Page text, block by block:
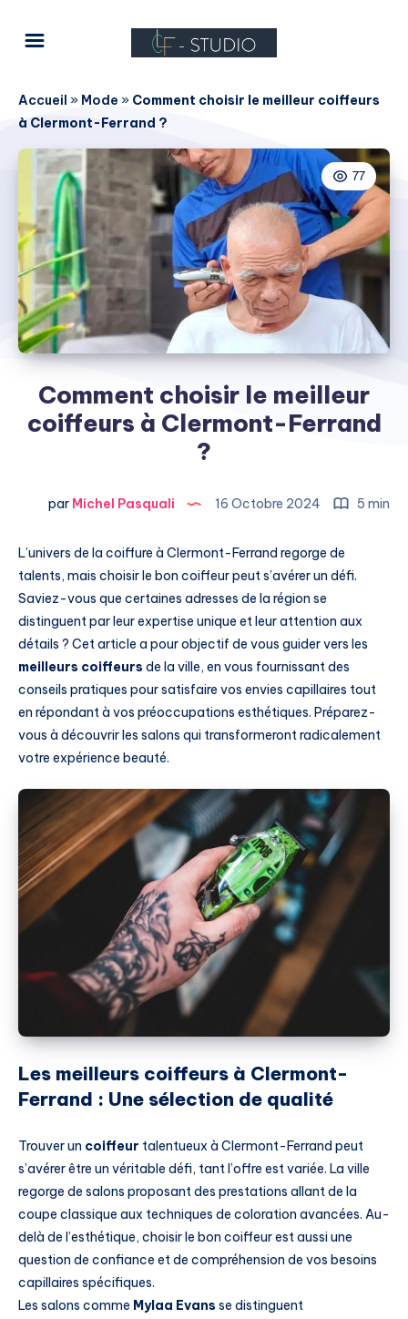
Accueil » Mode » Comment choisir le meilleur coiffeurs
à Clermont-Ferrand ?
77
Comment choisir le meilleur
coiffeurs à Clermont-Ferrand
?
par Michel Pasquali 16 Octobre 2024 5 min
L’univers de la coiffure à Clermont-Ferrand regorge de
talents, mais choisir le bon coiffeur peut s’avérer un défi.
Saviez-vous que certaines adresses de la région se
distinguent par leur expertise unique et leur attention aux
détails ? Cet article a pour objectif de vous guider vers les
meilleurs coiffeurs de la ville, en vous fournissant des
conseils pratiques pour satisfaire vos envies capillaires tout
en répondant à vos préoccupations esthétiques. Préparez-
vous à découvrir les salons qui transformeront radicalement
votre expérience beauté.
Les meilleurs coiffeurs à Clermont-
Ferrand : Une sélection de qualité
Trouver un coiffeur talentueux à Clermont-Ferrand peut
s’avérer être un véritable défi, tant l’offre est variée. La ville
regorge de salons proposant des prestations allant de la
coupe classique aux techniques de coloration avancées. Au-
delà de l’esthétique, choisir le bon coiffeur est aussi une
question de confiance et de compréhension de vos besoins
capillaires spécifiques.
Les salons comme Mylaa Evans se distinguent